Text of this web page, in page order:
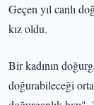
Geçen yıl canlı
kız oldu.
Bir kadının
doğurabileceği